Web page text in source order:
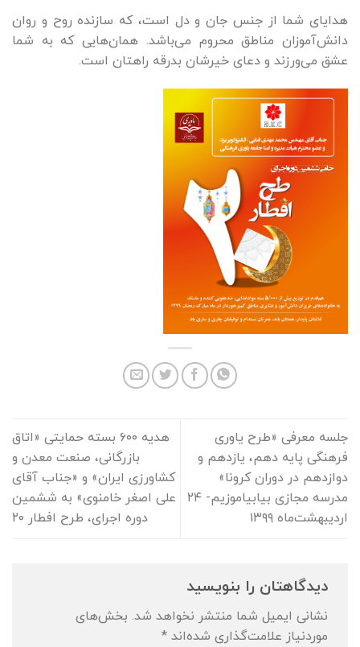
هدایای شما از جنس جان و دل است، که سازنده روح و روان
دانش‌آموزان مناطق محروم می‌باشد. همان‌هایی که به شما
عشق می‌ورزند و دعای خیرشان بدرقه راهتان است.
جلسه معرفی «طرح یاوری
فرهنگی پایه دهم، یازدهم و
دوازدهم در دوران کرونا»
مدرسه مجازی بیابیاموزیم- ۲۴
اردیبهشت‌ماه ۱۳۹۹
هدیه ۶۰۰ بسته حمایتی «اتاق
بازرگانی، صنعت معدن و
کشاورزی ایران» و «جناب آقای
علی اصغر خامنوی» به ششمین
دوره اجرای، طرح افطار ۲۰
دیدگاهتان را بنویسید
نشانی ایمیل شما منتشر نخواهد شد. بخش‌های
موردنیاز علامت‌گذاری شده‌اند *